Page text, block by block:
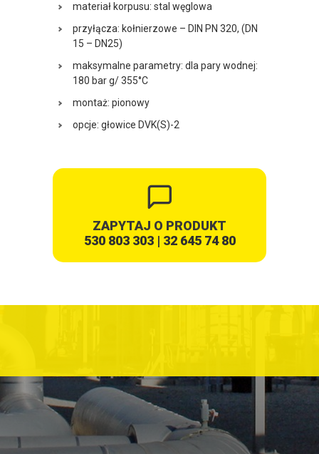
materiał korpusu: stal węglowa
przyłącza: kołnierzowe – DIN PN 320, (DN
15 – DN25)
maksymalne parametry: dla pary wodnej:
180 bar g/ 355°C
montaż: pionowy
opcje: głowice DVK(S)-2
ZAPYTAJ O PRODUKT
530 803 303| 32 645 74 80